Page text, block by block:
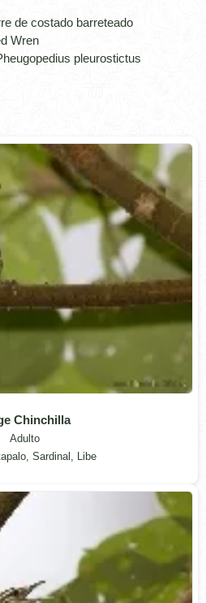
de costado barreteado
Wren
pleurostictus
Chinchilla
Adulto
Sardinal, Libe